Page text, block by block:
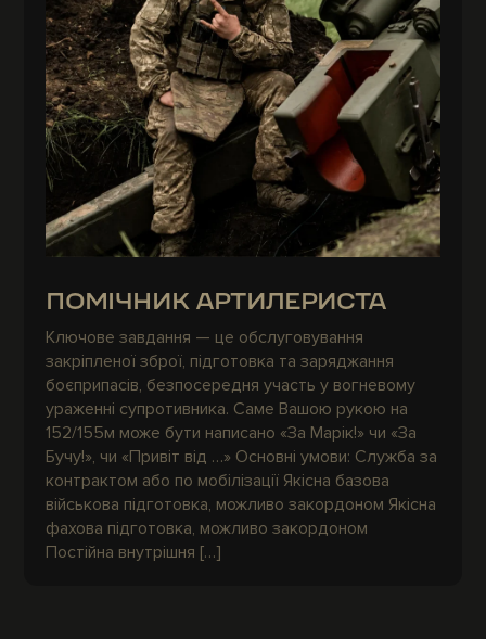
ПОМІЧНИК АРТИЛЕРИСТА
Ключове завдання — це обслуговування
закріпленої зброї, підготовка та заряджання
боєприпасів, безпосередня участь у вогневому
ураженні супротивника. Саме Вашою рукою на
152/155м може бути написано «За Марік!» чи «За
Бучу!», чи «Привіт від …» Основні умови: Служба за
контрактом або по мобілізації Якісна базова
військова підготовка, можливо закордоном Якісна
фахова підготовка, можливо закордоном
Постійна внутрішня […]